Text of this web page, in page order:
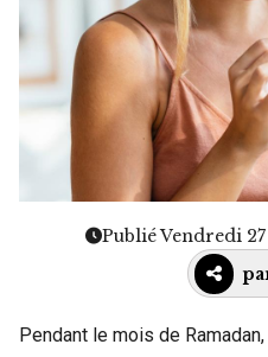
Publié Vendredi
Pendant le mois de